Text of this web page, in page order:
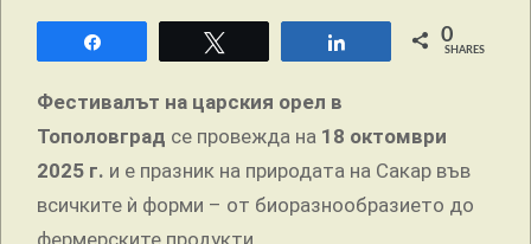
0
SHARES
Фестивалът на царския орел в
Тополовград се провежда на 18 октомври
2025 г. и е празник на природата на Сакар във
всичките ѝ форми – от биоразнообразието до